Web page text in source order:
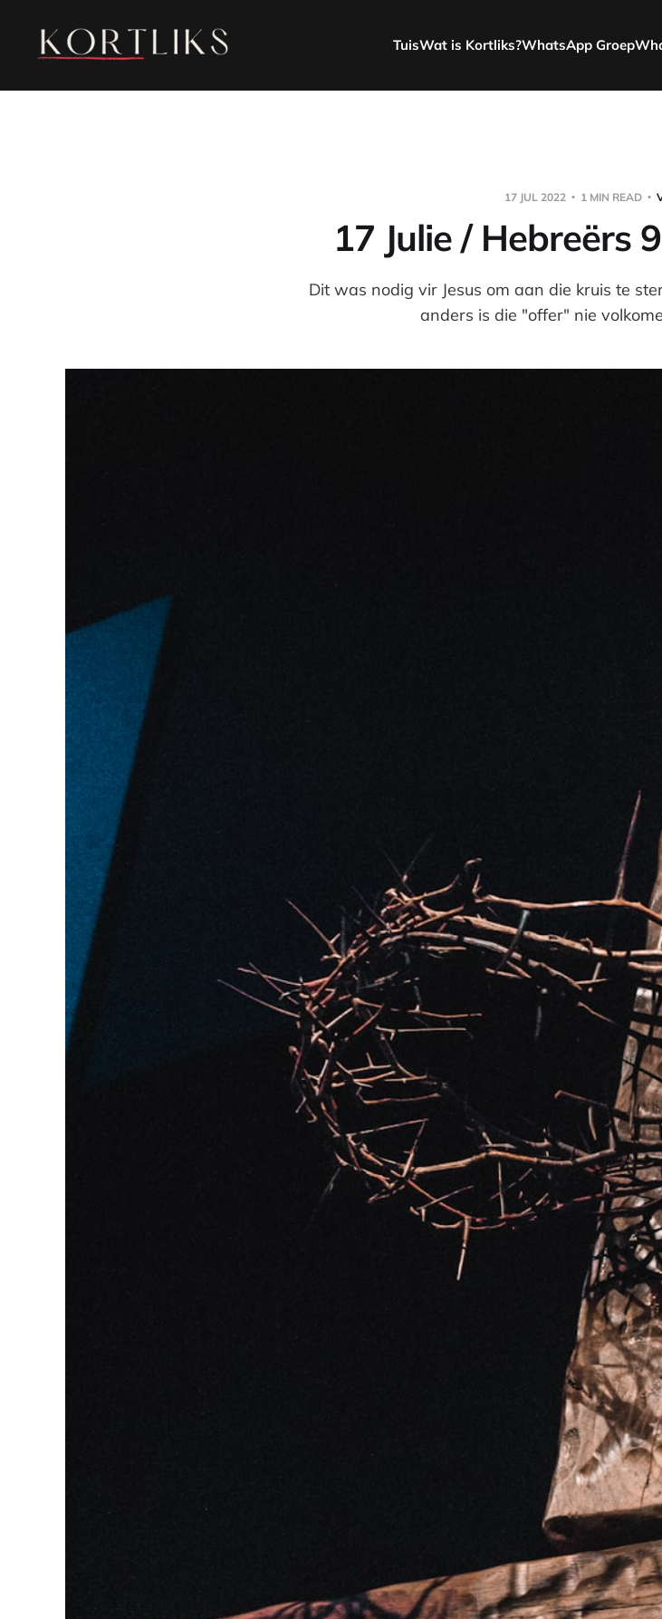
TuisWat is Kortliks?WhatsApp Groep
17 JUL 2022 1 MIN READ
17 Julie / Hebreërs
Dit was nodig vir Jesus om aan die kruis te
anders is die "offer" nie